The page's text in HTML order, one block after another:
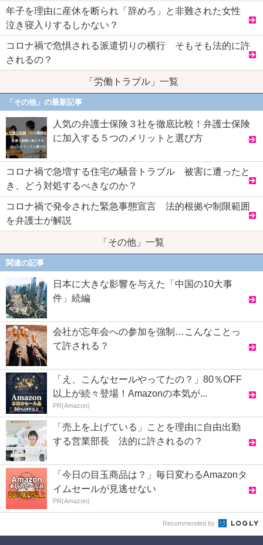
年子を理由に産休を断られ「辞めろ」と非難された女性
泣き寝入りするしかない？
コロナ禍で危惧される派遣切りの横行 そもそも法的に許
されるの？
「労働トラブル」一覧
「その他」の最新記事
人気の弁護士保険３社を徹底比較！弁護士保険
に加入する５つのメリットと選び方
コロナ禍で急増する住宅の騒音トラブル 被害に遭ったと
き、どう対処するべきなのか？
コロナ禍で発令された緊急事態宣言 法的根拠や制限範囲
を弁護士が解説
「その他」一覧
関連の記事
日本に大きな影響を与えた「中国の10大事
件」続編
会社が忘年会への参加を強制…こんなことっ
て許される？
「え、こんなセールやってたの？」80％OFF
以上が続々登場！Amazonの本気が...
PR(Amazon)
「売上を上げている」ことを理由に自由出勤
する営業部長 法的に許されるの？
「今日の目玉商品は？」毎日変わるAmazonタ
イムセールが見逃せない
PR(Amazon)
Recommended by